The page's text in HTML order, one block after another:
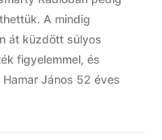
A mindig
át küzdött súlyos
figyelemmel, és
János 52 éves